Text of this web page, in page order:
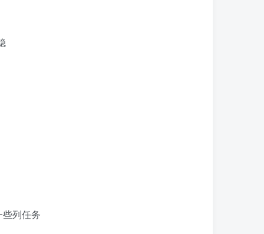
列任务